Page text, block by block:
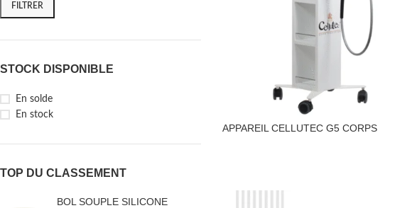
FILTRER
STOCK DISPONIBLE
En solde
En stock
TOP DU CLASSEMENT
BOL SOUPLE SILICONE
APPAREIL CELLUTEC G5 CORPS